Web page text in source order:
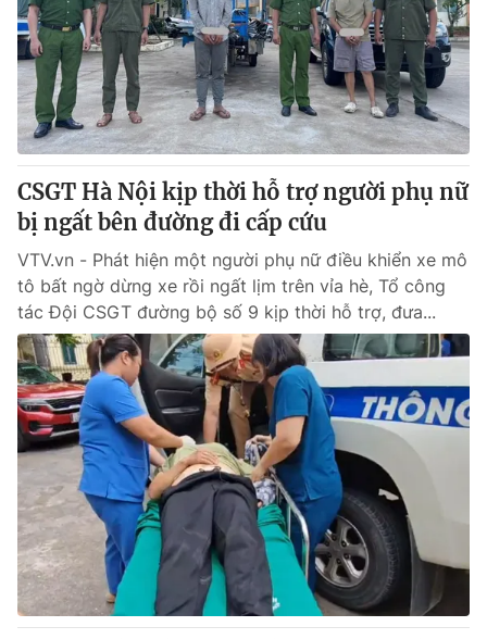
CSGT Hà Nội kịp thời hỗ trợ người phụ nữ
bị ngất bên đường đi cấp cứu
VTV.vn - Phát hiện một người phụ nữ điều khiển xe mô
tô bất ngờ dừng xe rồi ngất lịm trên vỉa hè, Tổ công
tác Đội CSGT đường bộ số 9 kịp thời hỗ trợ, đưa...